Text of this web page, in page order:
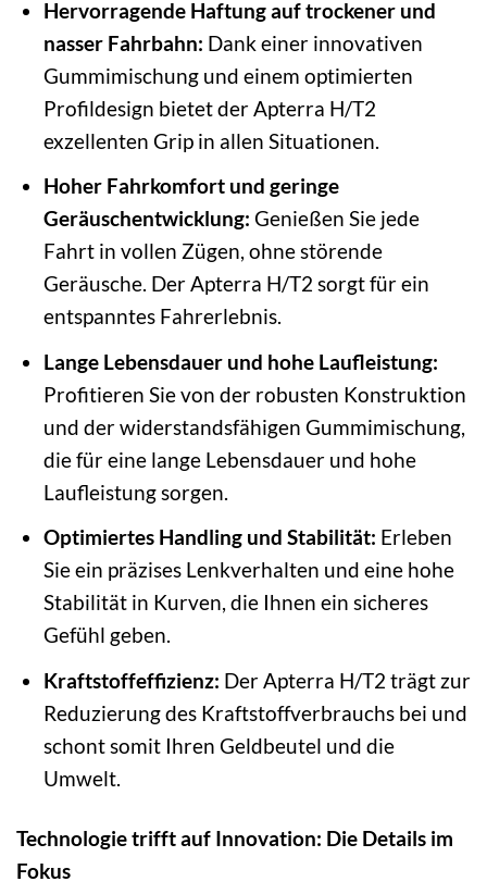
Hervorragende Haftung auf trockener und
nasser Fahrbahn: Dank einer innovativen
Gummimischung und einem optimierten
Profildesign bietet der Apterra H/T2
exzellenten Grip in allen Situationen.
Hoher Fahrkomfort und geringe
Geräuschentwicklung: Genießen Sie jede
Fahrt in vollen Zügen, ohne störende
Geräusche. Der Apterra H/T2 sorgt für ein
entspanntes Fahrerlebnis.
Lange Lebensdauer und hohe Laufleistung:
Profitieren Sie von der robusten Konstruktion
und der widerstandsfähigen Gummimischung,
die für eine lange Lebensdauer und hohe
Laufleistung sorgen.
Optimiertes Handling und Stabilität: Erleben
Sie ein präzises Lenkverhalten und eine hohe
Stabilität in Kurven, die Ihnen ein sicheres
Gefühl geben.
Kraftstoffeffizienz: Der Apterra H/T2 trägt zur
Reduzierung des Kraftstoffverbrauchs bei und
schont somit Ihren Geldbeutel und die
Umwelt.
Technologie trifft auf Innovation: Die Details im
Fokus